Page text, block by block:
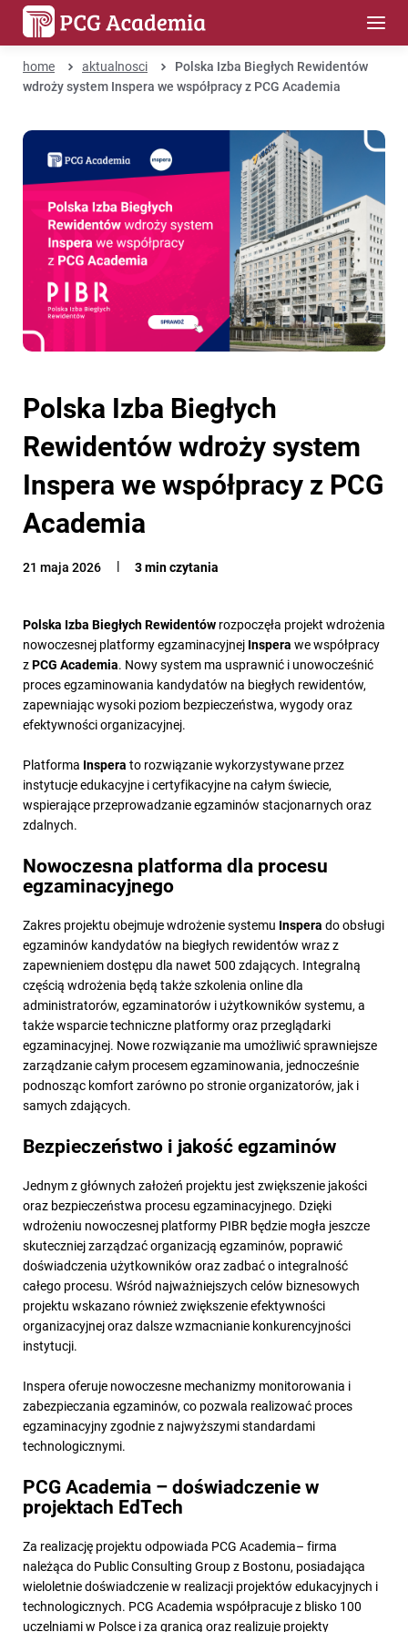
home aktualnosci
Polska Izba Biegłych Rewidentów
wdroży system Inspera we współpracy z PCG Academia
Polska Izba Biegłych
Rewidentów wdroży system
Inspera we współpracy z PCG
Academia
21 maja 2026 3 min czytania
Polska Izba Biegłych Rewidentów rozpoczęła projekt wdrożenia
nowoczesnej platformy egzaminacyjnej Inspera we współpracy
zPCG Academia. Nowy system ma usprawnić i unowocześnić
proces egzaminowania kandydatów na biegłych rewidentów,
zapewniając wysoki poziom bezpieczeństwa, wygody oraz
efektywności organizacyjnej.
Platforma Inspera to rozwiązanie wykorzystywane przez
instytucje edukacyjne i certyfikacyjne na całym świecie,
wspierające przeprowadzanie egzaminów stacjonarnych oraz
zdalnych.
Nowoczesna platforma dla procesu
egzaminacyjnego
Zakres projektu obejmuje wdrożenie systemu Inspera do obsługi
egzaminów kandydatów na biegłych rewidentów wraz z
zapewnieniem dostępu dla nawet 500 zdających. Integralną
częścią wdrożenia będą także szkolenia online dla
administratorów, egzaminatorów i użytkowników systemu, a
także wsparcie techniczne platformy oraz przeglądarki
egzaminacyjnej. Nowe rozwiązanie ma umożliwić sprawniejsze
zarządzanie całym procesem egzaminowania, jednocześnie
podnosząc komfort zarówno po stronie organizatorów, jak i
samych zdających.
Bezpieczeństwo i jakość egzaminów
Jednym z głównych założeń projektu jest zwiększenie jakości
oraz bezpieczeństwa procesu egzaminacyjnego. Dzięki
wdrożeniu nowoczesnej platformy PIBR będzie mogła jeszcze
skuteczniej zarządzać organizacją egzaminów, poprawić
doświadczenia użytkowników oraz zadbać o integralność
całego procesu. Wśród najważniejszych celów biznesowych
projektu wskazano również zwiększenie efektywności
organizacyjnej oraz dalsze wzmacnianie konkurencyjności
instytucji.
Inspera oferuje nowoczesne mechanizmy monitorowania i
zabezpieczania egzaminów, co pozwala realizować proces
egzaminacyjny zgodnie z najwyższymi standardami
technologicznymi.
PCG Academia – doświadczenie w
projektach EdTech
Za realizację projektu odpowiada PCG Academia– firma
należąca do Public Consulting Group z Bostonu, posiadająca
wieloletnie doświadczenie w realizacji projektów edukacyjnych i
technologicznych. PCG Academia współpracuje z blisko 100
uczelniami w Polsce i za granicą oraz realizuje projekty